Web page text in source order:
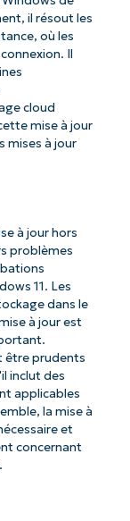
il résout les
où les
Il
cloud
mise à jour
mises à jour
à jour hors
problèmes
11. Les
dans le
à jour est
être prudents
inclut des
applicables
la mise à
et
concernant